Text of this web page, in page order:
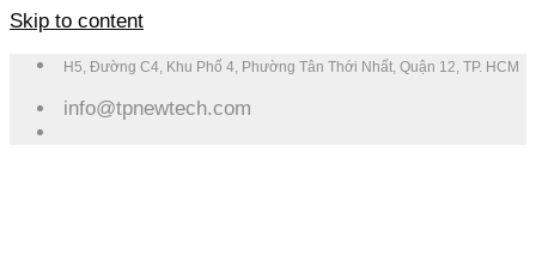
Skip to content
H5, Đường C4, Khu Phố 4, Phường Tân Thới Nhất, Quận 12, TP. HCM
info@tpnewtech.com